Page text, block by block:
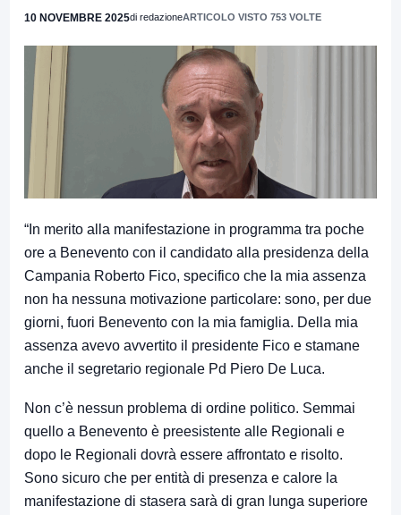
10 NOVEMBRE 2025di redazioneARTICOLO VISTO 753 VOLTE
“In merito alla manifestazione in programma tra poche
ore a Benevento con il candidato alla presidenza della
Campania Roberto Fico, specifico che la mia assenza
non ha nessuna motivazione particolare: sono, per due
giorni, fuori Benevento con la mia famiglia. Della mia
assenza avevo avvertito il presidente Fico e stamane
anche il segretario regionale Pd Piero De Luca.
Non c’è nessun problema di ordine politico. Semmai
quello a Benevento è preesistente alle Regionali e
dopo le Regionali dovrà essere affrontato e risolto.
Sono sicuro che per entità di presenza e calore la
manifestazione di stasera sarà di gran lunga superiore